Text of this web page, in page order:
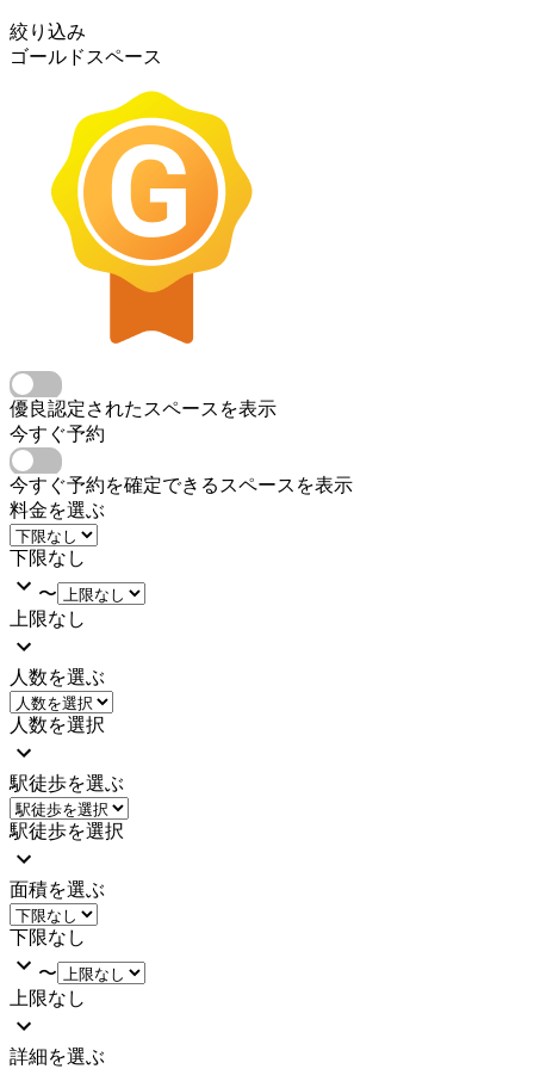
絞り込み
ゴールドスペース
優良認定されたスペースを表示
今すぐ予約
今すぐ予約を確定できるスペースを表示
料金を選ぶ
下限なし
〜
上限なし
人数を選ぶ
人数を選択
駅徒歩を選ぶ
駅徒歩を選択
面積を選ぶ
下限なし
〜
上限なし
詳細を選ぶ